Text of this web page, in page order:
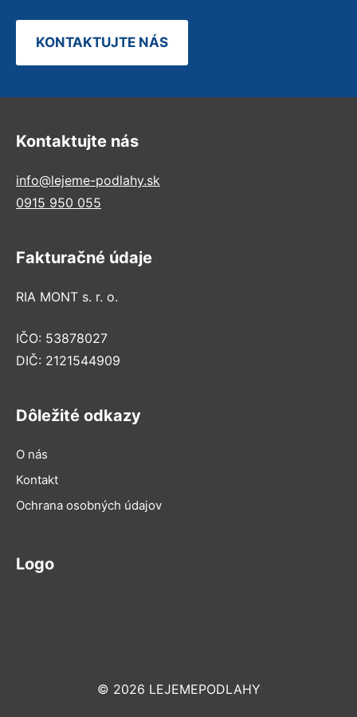
KONTAKTUJTE NÁS
Kontaktujte nás
info@lejeme-podlahy.sk
0915 950 055
Fakturačné údaje
RIA MONT s. r. o.
IČO: 53878027
DIČ: 2121544909
Dôležité odkazy
O nás
Kontakt
Ochrana osobných údajov
Logo
© 2026 LEJEMEPODLAHY